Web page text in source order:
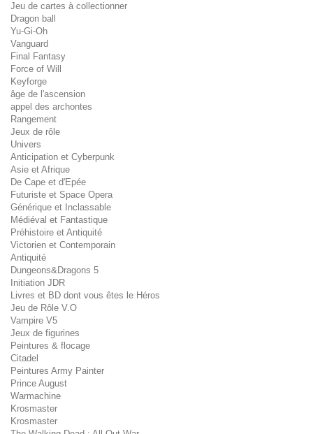
Jeu de cartes à collectionner
Dragon ball
Yu-Gi-Oh
Vanguard
Final Fantasy
Force of Will
Keyforge
âge de l'ascension
appel des archontes
Rangement
Jeux de rôle
Univers
Anticipation et Cyberpunk
Asie et Afrique
De Cape et d'Epée
Futuriste et Space Opera
Générique et Inclassable
Médiéval et Fantastique
Préhistoire et Antiquité
Victorien et Contemporain
Antiquité
Dungeons&Dragons 5
Initiation JDR
Livres et BD dont vous êtes le Héros
Jeu de Rôle V.O
Vampire V5
Jeux de figurines
Peintures & flocage
Citadel
Peintures Army Painter
Prince August
Warmachine
Krosmaster
Krosmaster